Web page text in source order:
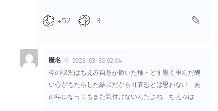
+52 -3
匿名
2023-03-30 02:04
今の状況はちえみ自身が撒いた種・どす黒く歪んだ醜
い心がもたらした結果だから可哀想とは思わない あ
の年になってもまだ気付けないんだよね ちえみは